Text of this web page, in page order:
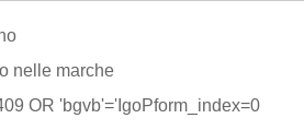
nelle marche
OR 'bgvb'='IgoPform_index=0